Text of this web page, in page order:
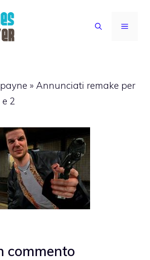
MENU
» Annunciati remake per
2
commento